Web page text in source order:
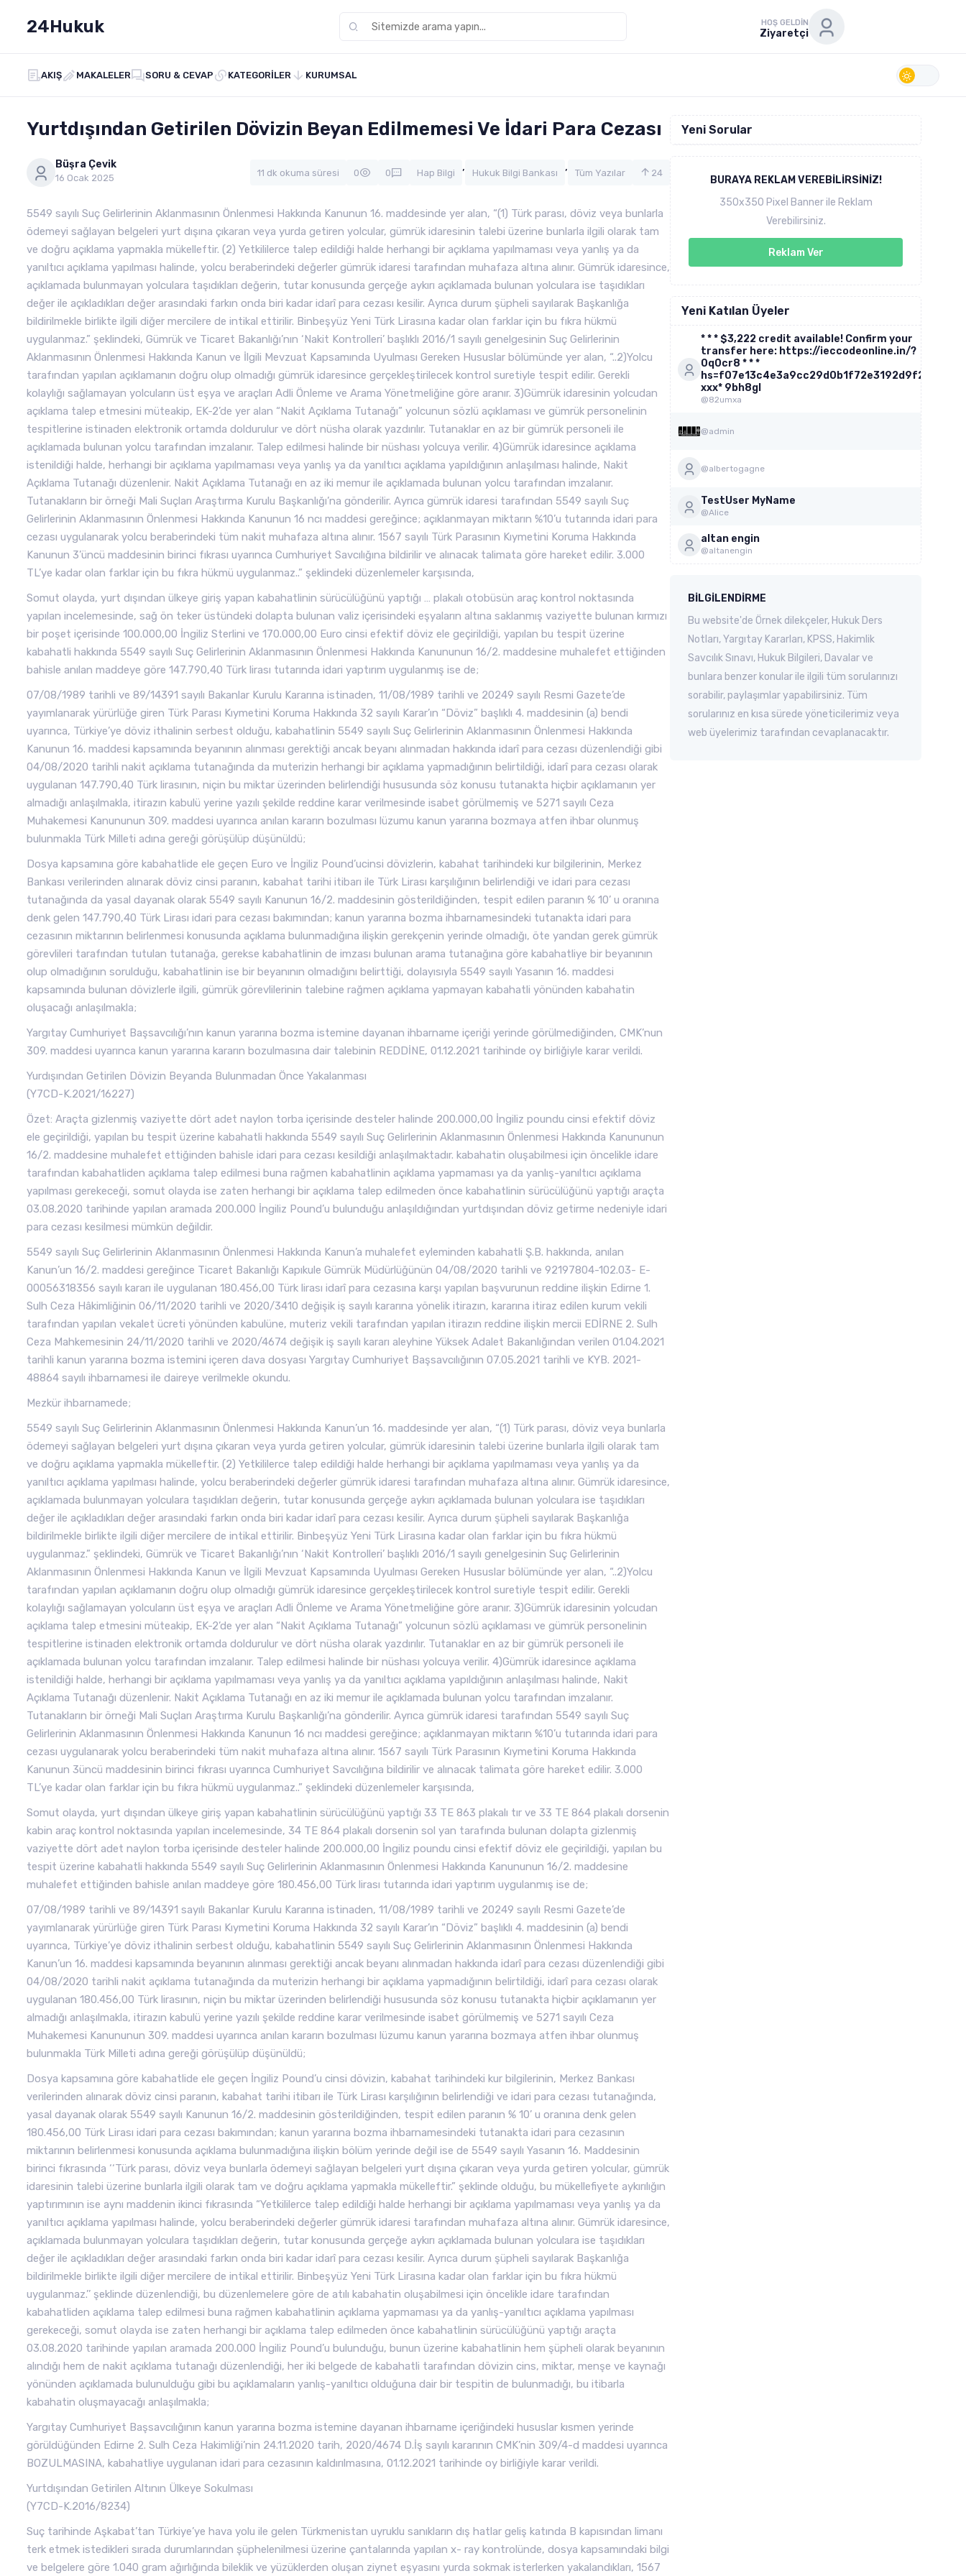
24Hukuk HOŞ GELDIN
Ziyaretçi
AKIŞ MAKALELER SORU & CEVAP KATEGORILER KURUMSAL
Yurtdışından Getirilen Dövizin Beyan Edilmemesi Ve İdari Para Cezası
Büşra Çevik
16 Ocak 2025 11 dk okuma süresi 0 0 Hap Bilgi , Hukuk Bilgi Bankası , Tüm Yazılar 24
5549 sayılı Suç Gelirlerinin Aklanmasının Önlenmesi Hakkında Kanunun 16. maddesinde yer alan, “(1) Türk parası, döviz veya bunlarla
ödemeyi sağlayan belgeleri yurt dışına çıkaran veya yurda getiren yolcular, gümrük idaresinin talebi üzerine bunlarla ilgili olarak tam
ve doğru açıklama yapmakla mükelleftir. (2) Yetkililerce talep edildiği halde herhangi bir açıklama yapılmaması veya yanlış ya da
yanıltıcı açıklama yapılması halinde, yolcu beraberindeki değerler gümrük idaresi tarafından muhafaza altına alınır. Gümrük idaresince,
açıklamada bulunmayan yolculara taşıdıkları değerin, tutar konusunda gerçeğe aykırı açıklamada bulunan yolculara ise taşıdıkları
değer ile açıkladıkları değer arasındaki farkın onda biri kadar idarî para cezası kesilir. Ayrıca durum şüpheli sayılarak Başkanlığa
bildirilmekle birlikte ilgili diğer mercilere de intikal ettirilir. Binbeşyüz Yeni Türk Lirasına kadar olan farklar için bu fıkra hükmü
uygulanmaz.” şeklindeki, Gümrük ve Ticaret Bakanlığı’nın ‘Nakit Kontrolleri’ başlıklı 2016/1 sayılı genelgesinin Suç Gelirlerinin
Aklanmasının Önlenmesi Hakkında Kanun ve İlgili Mevzuat Kapsamında Uyulması Gereken Hususlar bölümünde yer alan, “..2)Yolcu
tarafından yapılan açıklamanın doğru olup olmadığı gümrük idaresince gerçekleştirilecek kontrol suretiyle tespit edilir. Gerekli
kolaylığı sağlamayan yolcuların üst eşya ve araçları Adli Önleme ve Arama Yönetmeliğine göre aranır. 3)Gümrük idaresinin yolcudan
açıklama talep etmesini müteakip, EK-2’de yer alan “Nakit Açıklama Tutanağı” yolcunun sözlü açıklaması ve gümrük personelinin
tespitlerine istinaden elektronik ortamda doldurulur ve dört nüsha olarak yazdırılır. Tutanaklar en az bir gümrük personeli ile
açıklamada bulunan yolcu tarafından imzalanır. Talep edilmesi halinde bir nüshası yolcuya verilir. 4)Gümrük idaresince açıklama
istenildiği halde, herhangi bir açıklama yapılmaması veya yanlış ya da yanıltıcı açıklama yapıldığının anlaşılması halinde, Nakit
Açıklama Tutanağı düzenlenir. Nakit Açıklama Tutanağı en az iki memur ile açıklamada bulunan yolcu tarafından imzalanır.
Tutanakların bir örneği Mali Suçları Araştırma Kurulu Başkanlığı’na gönderilir. Ayrıca gümrük idaresi tarafından 5549 sayılı Suç
Gelirlerinin Aklanmasının Önlenmesi Hakkında Kanunun 16 ncı maddesi gereğince; açıklanmayan miktarın %10’u tutarında idari para
cezası uygulanarak yolcu beraberindeki tüm nakit muhafaza altına alınır. 1567 sayılı Türk Parasının Kıymetini Koruma Hakkında
Kanunun 3’üncü maddesinin birinci fıkrası uyarınca Cumhuriyet Savcılığına bildirilir ve alınacak talimata göre hareket edilir. 3.000
TL’ye kadar olan farklar için bu fıkra hükmü uygulanmaz..” şeklindeki düzenlemeler karşısında,
Somut olayda, yurt dışından ülkeye giriş yapan kabahatlinin sürücülüğünü yaptığı … plakalı otobüsün araç kontrol noktasında
yapılan incelemesinde, sağ ön teker üstündeki dolapta bulunan valiz içerisindeki eşyaların altına saklanmış vaziyette bulunan kırmızı
bir poşet içerisinde 100.000,00 İngiliz Sterlini ve 170.000,00 Euro cinsi efektif döviz ele geçirildiği, yapılan bu tespit üzerine
kabahatli hakkında 5549 sayılı Suç Gelirlerinin Aklanmasının Önlenmesi Hakkında Kanununun 16/2. maddesine muhalefet ettiğinden
bahisle anılan maddeye göre 147.790,40 Türk lirası tutarında idari yaptırım uygulanmış ise de;
07/08/1989 tarihli ve 89/14391 sayılı Bakanlar Kurulu Kararına istinaden, 11/08/1989 tarihli ve 20249 sayılı Resmi Gazete’de
yayımlanarak yürürlüğe giren Türk Parası Kıymetini Koruma Hakkında 32 sayılı Karar’ın “Döviz” başlıklı 4. maddesinin (a) bendi
uyarınca, Türkiye’ye döviz ithalinin serbest olduğu, kabahatlinin 5549 sayılı Suç Gelirlerinin Aklanmasının Önlenmesi Hakkında
Kanunun 16. maddesi kapsamında beyanının alınması gerektiği ancak beyanı alınmadan hakkında idarî para cezası düzenlendiği gibi
04/08/2020 tarihli nakit açıklama tutanağında da muterizin herhangi bir açıklama yapmadığının belirtildiği, idarî para cezası olarak
uygulanan 147.790,40 Türk lirasının, niçin bu miktar üzerinden belirlendiği hususunda söz konusu tutanakta hiçbir açıklamanın yer
almadığı anlaşılmakla, itirazın kabulü yerine yazılı şekilde reddine karar verilmesinde isabet görülmemiş ve 5271 sayılı Ceza
Muhakemesi Kanununun 309. maddesi uyarınca anılan kararın bozulması lüzumu kanun yararına bozmaya atfen ihbar olunmuş
bulunmakla Türk Milleti adına gereği görüşülüp düşünüldü;
Dosya kapsamına göre kabahatlide ele geçen Euro ve İngiliz Pound’ucinsi dövizlerin, kabahat tarihindeki kur bilgilerinin, Merkez
Bankası verilerinden alınarak döviz cinsi paranın, kabahat tarihi itibarı ile Türk Lirası karşılığının belirlendiği ve idari para cezası
tutanağında da yasal dayanak olarak 5549 sayılı Kanunun 16/2. maddesinin gösterildiğinden, tespit edilen paranın % 10’ u oranına
denk gelen 147.790,40 Türk Lirası idari para cezası bakımından; kanun yararına bozma ihbarnamesindeki tutanakta idari para
cezasının miktarının belirlenmesi konusunda açıklama bulunmadığına ilişkin gerekçenin yerinde olmadığı, öte yandan gerek gümrük
görevlileri tarafından tutulan tutanağa, gerekse kabahatlinin de imzası bulunan arama tutanağına göre kabahatliye bir beyanının
olup olmadığının sorulduğu, kabahatlinin ise bir beyanının olmadığını belirttiği, dolayısıyla 5549 sayılı Yasanın 16. maddesi
kapsamında bulunan dövizlerle ilgili, gümrük görevlilerinin talebine rağmen açıklama yapmayan kabahatli yönünden kabahatin
oluşacağı anlaşılmakla;
Yargıtay Cumhuriyet Başsavcılığı’nın kanun yararına bozma istemine dayanan ihbarname içeriği yerinde görülmediğinden, CMK’nun
309. maddesi uyarınca kanun yararına kararın bozulmasına dair talebinin REDDİNE, 01.12.2021 tarihinde oy birliğiyle karar verildi.
Yurdışından Getirilen Dövizin Beyanda Bulunmadan Önce Yakalanması
(Y7CD-K.2021/16227)
Özet: Araçta gizlenmiş vaziyette dört adet naylon torba içerisinde desteler halinde 200.000,00 İngiliz poundu cinsi efektif döviz
ele geçirildiği, yapılan bu tespit üzerine kabahatli hakkında 5549 sayılı Suç Gelirlerinin Aklanmasının Önlenmesi Hakkında Kanununun
16/2. maddesine muhalefet ettiğinden bahisle idari para cezası kesildiği anlaşılmaktadır. kabahatin oluşabilmesi için öncelikle idare
tarafından kabahatliden açıklama talep edilmesi buna rağmen kabahatlinin açıklama yapmaması ya da yanlış-yanıltıcı açıklama
yapılması gerekeceği, somut olayda ise zaten herhangi bir açıklama talep edilmeden önce kabahatlinin sürücülüğünü yaptığı araçta
03.08.2020 tarihinde yapılan aramada 200.000 İngiliz Pound’u bulunduğu anlaşıldığından yurtdışından döviz getirme nedeniyle idari
para cezası kesilmesi mümkün değildir.
5549 sayılı Suç Gelirlerinin Aklanmasının Önlenmesi Hakkında Kanun’a muhalefet eyleminden kabahatli Ş.B. hakkında, anılan
Kanun’un 16/2. maddesi gereğince Ticaret Bakanlığı Kapıkule Gümrük Müdürlüğünün 04/08/2020 tarihli ve 92197804-102.03- E-
00056318356 sayılı kararı ile uygulanan 180.456,00 Türk lirası idarî para cezasına karşı yapılan başvurunun reddine ilişkin Edirne 1.
Sulh Ceza Hâkimliğinin 06/11/2020 tarihli ve 2020/3410 değişik iş sayılı kararına yönelik itirazın, kararına itiraz edilen kurum vekili
tarafından yapılan vekalet ücreti yönünden kabulüne, muteriz vekili tarafından yapılan itirazın reddine ilişkin mercii EDİRNE 2. Sulh
Ceza Mahkemesinin 24/11/2020 tarihli ve 2020/4674 değişik iş sayılı kararı aleyhine Yüksek Adalet Bakanlığından verilen 01.04.2021
tarihli kanun yararına bozma istemini içeren dava dosyası Yargıtay Cumhuriyet Başsavcılığının 07.05.2021 tarihli ve KYB. 2021-
48864 sayılı ihbarnamesi ile daireye verilmekle okundu.
Mezkür ihbarnamede;
5549 sayılı Suç Gelirlerinin Aklanmasının Önlenmesi Hakkında Kanun’un 16. maddesinde yer alan, “(1) Türk parası, döviz veya bunlarla
ödemeyi sağlayan belgeleri yurt dışına çıkaran veya yurda getiren yolcular, gümrük idaresinin talebi üzerine bunlarla ilgili olarak tam
ve doğru açıklama yapmakla mükelleftir. (2) Yetkililerce talep edildiği halde herhangi bir açıklama yapılmaması veya yanlış ya da
yanıltıcı açıklama yapılması halinde, yolcu beraberindeki değerler gümrük idaresi tarafından muhafaza altına alınır. Gümrük idaresince,
açıklamada bulunmayan yolculara taşıdıkları değerin, tutar konusunda gerçeğe aykırı açıklamada bulunan yolculara ise taşıdıkları
değer ile açıkladıkları değer arasındaki farkın onda biri kadar idarî para cezası kesilir. Ayrıca durum şüpheli sayılarak Başkanlığa
bildirilmekle birlikte ilgili diğer mercilere de intikal ettirilir. Binbeşyüz Yeni Türk Lirasına kadar olan farklar için bu fıkra hükmü
uygulanmaz.” şeklindeki, Gümrük ve Ticaret Bakanlığı’nın ‘Nakit Kontrolleri’ başlıklı 2016/1 sayılı genelgesinin Suç Gelirlerinin
Aklanmasının Önlenmesi Hakkında Kanun ve İlgili Mevzuat Kapsamında Uyulması Gereken Hususlar bölümünde yer alan, “..2)Yolcu
tarafından yapılan açıklamanın doğru olup olmadığı gümrük idaresince gerçekleştirilecek kontrol suretiyle tespit edilir. Gerekli
kolaylığı sağlamayan yolcuların üst eşya ve araçları Adli Önleme ve Arama Yönetmeliğine göre aranır. 3)Gümrük idaresinin yolcudan
açıklama talep etmesini müteakip, EK-2’de yer alan “Nakit Açıklama Tutanağı” yolcunun sözlü açıklaması ve gümrük personelinin
tespitlerine istinaden elektronik ortamda doldurulur ve dört nüsha olarak yazdırılır. Tutanaklar en az bir gümrük personeli ile
açıklamada bulunan yolcu tarafından imzalanır. Talep edilmesi halinde bir nüshası yolcuya verilir. 4)Gümrük idaresince açıklama
istenildiği halde, herhangi bir açıklama yapılmaması veya yanlış ya da yanıltıcı açıklama yapıldığının anlaşılması halinde, Nakit
Açıklama Tutanağı düzenlenir. Nakit Açıklama Tutanağı en az iki memur ile açıklamada bulunan yolcu tarafından imzalanır.
Tutanakların bir örneği Mali Suçları Araştırma Kurulu Başkanlığı’na gönderilir. Ayrıca gümrük idaresi tarafından 5549 sayılı Suç
Gelirlerinin Aklanmasının Önlenmesi Hakkında Kanunun 16 ncı maddesi gereğince; açıklanmayan miktarın %10’u tutarında idari para
cezası uygulanarak yolcu beraberindeki tüm nakit muhafaza altına alınır. 1567 sayılı Türk Parasının Kıymetini Koruma Hakkında
Kanunun 3üncü maddesinin birinci fıkrası uyarınca Cumhuriyet Savcılığına bildirilir ve alınacak talimata göre hareket edilir. 3.000
TL’ye kadar olan farklar için bu fıkra hükmü uygulanmaz..” şeklindeki düzenlemeler karşısında,
Somut olayda, yurt dışından ülkeye giriş yapan kabahatlinin sürücülüğünü yaptığı 33 TE 863 plakalı tır ve 33 TE 864 plakalı dorsenin
kabin araç kontrol noktasında yapılan incelemesinde, 34 TE 864 plakalı dorsenin sol yan tarafında bulunan dolapta gizlenmiş
vaziyette dört adet naylon torba içerisinde desteler halinde 200.000,00 İngiliz poundu cinsi efektif döviz ele geçirildiği, yapılan bu
tespit üzerine kabahatli hakkında 5549 sayılı Suç Gelirlerinin Aklanmasının Önlenmesi Hakkında Kanununun 16/2. maddesine
muhalefet ettiğinden bahisle anılan maddeye göre 180.456,00 Türk lirası tutarında idari yaptırım uygulanmış ise de;
07/08/1989 tarihli ve 89/14391 sayılı Bakanlar Kurulu Kararına istinaden, 11/08/1989 tarihli ve 20249 sayılı Resmi Gazete’de
yayımlanarak yürürlüğe giren Türk Parası Kıymetini Koruma Hakkında 32 sayılı Karar’ın “Döviz” başlıklı 4. maddesinin (a) bendi
uyarınca, Türkiye’ye döviz ithalinin serbest olduğu, kabahatlinin 5549 sayılı Suç Gelirlerinin Aklanmasının Önlenmesi Hakkında
Kanun’un 16. maddesi kapsamında beyanının alınması gerektiği ancak beyanı alınmadan hakkında idarî para cezası düzenlendiği gibi
04/08/2020 tarihli nakit açıklama tutanağında da muterizin herhangi bir açıklama yapmadığının belirtildiği, idarî para cezası olarak
uygulanan 180.456,00 Türk lirasının, niçin bu miktar üzerinden belirlendiği hususunda söz konusu tutanakta hiçbir açıklamanın yer
almadığı anlaşılmakla, itirazın kabulü yerine yazılı şekilde reddine karar verilmesinde isabet görülmemiş ve 5271 sayılı Ceza
Muhakemesi Kanununun 309. maddesi uyarınca anılan kararın bozulması lüzumu kanun yararına bozmaya atfen ihbar olunmuş
bulunmakla Türk Milleti adına gereği görüşülüp düşünüldü;
Dosya kapsamına göre kabahatlide ele geçen İngiliz Pound’u cinsi dövizin, kabahat tarihindeki kur bilgilerinin, Merkez Bankası
verilerinden alınarak döviz cinsi paranın, kabahat tarihi itibarı ile Türk Lirası karşılığının belirlendiği ve idari para cezası tutanağında,
yasal dayanak olarak 5549 sayılı Kanunun 16/2. maddesinin gösterildiğinden, tespit edilen paranın % 10’ u oranına denk gelen
180.456,00 Türk Lirası idari para cezası bakımından; kanun yararına bozma ihbarnamesindeki tutanakta idari para cezasının
miktarının belirlenmesi konusunda açıklama bulunmadığına ilişkin bölüm yerinde değil ise de 5549 sayılı Yasanın 16. Maddesinin
birinci fıkrasında ‘‘Türk parası, döviz veya bunlarla ödemeyi sağlayan belgeleri yurt dışına çıkaran veya yurda getiren yolcular, gümrük
idaresinin talebi üzerine bunlarla ilgili olarak tam ve doğru açıklama yapmakla mükelleftir.” şeklinde olduğu, bu mükellefiyete aykırılığın
yaptırımının ise aynı maddenin ikinci fıkrasında “Yetkililerce talep edildiği halde herhangi bir açıklama yapılmaması veya yanlış ya da
yanıltıcı açıklama yapılması halinde, yolcu beraberindeki değerler gümrük idaresi tarafından muhafaza altına alınır. Gümrük idaresince,
açıklamada bulunmayan yolculara taşıdıkları değerin, tutar konusunda gerçeğe aykırı açıklamada bulunan yolculara ise taşıdıkları
değer ile açıkladıkları değer arasındaki farkın onda biri kadar idarî para cezası kesilir. Ayrıca durum şüpheli sayılarak Başkanlığa
bildirilmekle birlikte ilgili diğer mercilere de intikal ettirilir. Binbeşyüz Yeni Türk Lirasına kadar olan farklar için bu fıkra hükmü
uygulanmaz.’’ şeklinde düzenlendiği, bu düzenlemelere göre de atılı kabahatin oluşabilmesi için öncelikle idare tarafından
kabahatliden açıklama talep edilmesi buna rağmen kabahatlinin açıklama yapmaması ya da yanlış-yanıltıcı açıklama yapılması
gerekeceği, somut olayda ise zaten herhangi bir açıklama talep edilmeden önce kabahatlinin sürücülüğünü yaptığı araçta
03.08.2020 tarihinde yapılan aramada 200.000 İngiliz Pound’u bulunduğu, bunun üzerine kabahatlinin hem şüpheli olarak beyanının
alındığı hem de nakit açıklama tutanağı düzenlendiği, her iki belgede de kabahatli tarafından dövizin cins, miktar, menşe ve kaynağı
yönünden açıklamada bulunulduğu gibi bu açıklamaların yanlış-yanıltıcı olduğuna dair bir tespitin de bulunmadığı, bu itibarla
kabahatin oluşmayacağı anlaşılmakla;
Yargıtay Cumhuriyet Başsavcılığının kanun yararına bozma istemine dayanan ihbarname içeriğindeki hususlar kısmen yerinde
görüldüğünden Edirne 2. Sulh Ceza Hakimliği’nin 24.11.2020 tarih, 2020/4674 D.İş sayılı kararının CMK’nin 309/4-d maddesi uyarınca
BOZULMASINA, kabahatliye uygulanan idari para cezasının kaldırılmasına, 01.12.2021 tarihinde oy birliğiyle karar verildi.
Yurtdışından Getirilen Altının Ülkeye Sokulması
(Y7CD-K.2016/8234)
Suç tarihinde Aşkabat’tan Türkiye’ye hava yolu ile gelen Türkmenistan uyruklu sanıkların dış hatlar geliş katında B kapısından limanı
terk etmek istedikleri sırada durumlarından şüphelenilmesi üzerine çantalarında yapılan x- ray kontrolünde, dosya kapsamındaki bilgi
ve belgelere göre 1.040 gram ağırlığında bileklik ve yüzüklerden oluşan ziynet eşyasını yurda sokmak isterlerken yakalandıkları, 1567
Yeni Sorular
BURAYA REKLAM VEREBILIRSINIZ!
350x350 Pixel Banner ile Reklam
Verebilirsiniz.
Reklam Ver
Yeni Katılan Üyeler
* * * $3,222 credit available! Confirm your
transfer here: https://ieccodeonline.in/?
0q0cr8 * * *
hs=f07e13c4e3a9cc29d0b1f72e3192d9f2*
ххх* 9bh8gl
@82umxa
@admin
@albertogagne
TestUser MyName
@Alice
altan engin
@altanengin
BILGILENDIRME
Bu website'de Örnek dilekçeler, Hukuk Ders
Notları, Yargıtay Kararları, KPSS, Hakimlik
Savcılık Sınavı, Hukuk Bilgileri, Davalar ve
bunlara benzer konular ile ilgili tüm sorularınızı
sorabilir, paylaşımlar yapabilirsiniz. Tüm
sorularınız en kısa sürede yöneticilerimiz veya
web üyelerimiz tarafından cevaplanacaktır.